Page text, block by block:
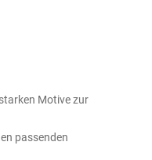
Motive zur
passenden